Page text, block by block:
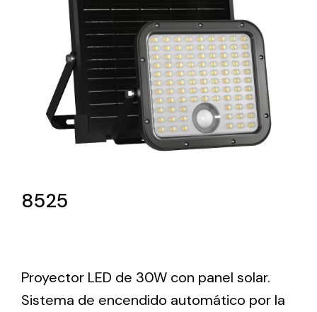
Lighting and Electrical
Equipment
Complete solutions in lighting and electrical
material for each project and need
8525
Proyector LED de 30W con panel solar.
Sistema de encendido automático por la